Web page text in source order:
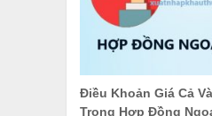
Điều Khoản Giá Cả
Trong Hợp Đồng